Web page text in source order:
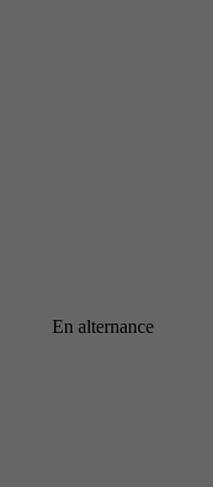
En alternance